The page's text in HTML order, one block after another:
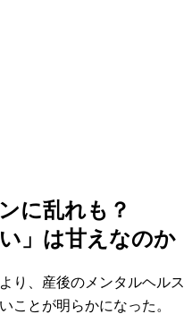
に乱れも？
」は甘えなのか
り、産後のメンタルヘルス
ことが明らかになった。